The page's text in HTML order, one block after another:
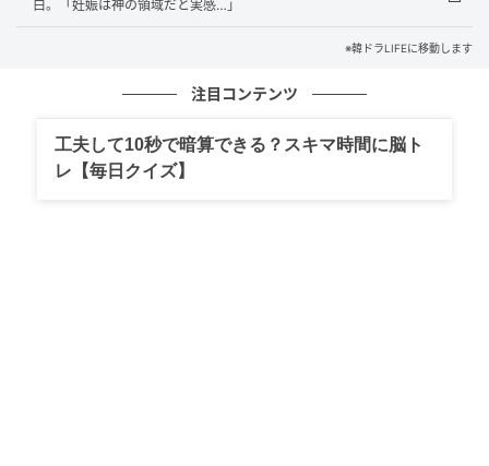
2024年7月に長女・ルヒちゃんを出産した。
イ・ヘリが語る『花が咲けば、月を想い』で
白。「妊娠は神の領域だと実感…」
※韓ドラLIFEに移動します
注目コンテンツ
工夫して10秒で暗算できる？スキマ時間に脳ト
レ【毎日クイズ】